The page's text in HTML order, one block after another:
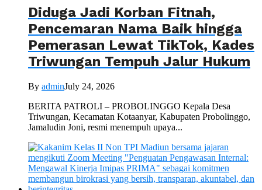
Diduga Jadi Korban Fitnah,
Pencemaran Nama Baik hingga
Pemerasan Lewat TikTok, Kades
Triwungan Tempuh Jalur Hukum
By adminJuly 24, 2026
BERITA PATROLI – PROBOLINGGO Kepala Desa
Triwungan, Kecamatan Kotaanyar, Kabupaten Probolinggo,
Jamaludin Joni, resmi menempuh upaya...